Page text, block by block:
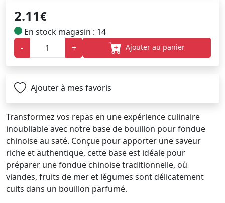
2.11€
En stock magasin : 14
-
+ Ajouter au panier
Ajouter à mes favoris
Transformez vos repas en une expérience culinaire
inoubliable avec notre base de bouillon pour fondue
chinoise au saté. Conçue pour apporter une saveur
riche et authentique, cette base est idéale pour
préparer une fondue chinoise traditionnelle, où
viandes, fruits de mer et légumes sont délicatement
cuits dans un bouillon parfumé.